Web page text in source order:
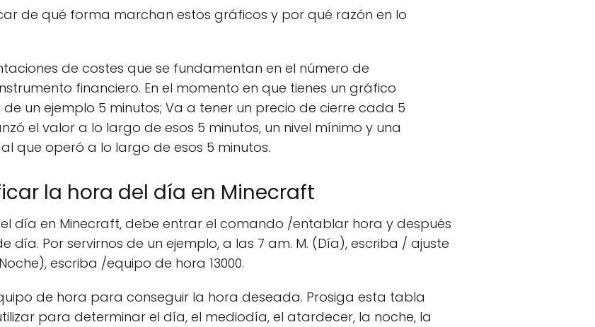
de qué forma marchan estos gráficos y por qué razón en lo
de costes que se fundamentan en el número de
financiero. En el momento en que tienes un gráfico
un ejemplo 5 minutos; Va a tener un precio de cierre cada 5
el valor a lo largo de esos 5 minutos, un nivel mínimo y una
que operó a lo largo de esos 5 minutos.
la hora del día en Minecraft
día en Minecraft, debe entrar el comando /entablar hora y después
Por servirnos de un ejemplo, a las 7 am. M. (Día), escriba / ajuste
escriba /equipo de hora 13000.
de hora para conseguir la hora deseada. Prosiga esta tabla
para determinar el día, el mediodía, el atardecer, la noche, la